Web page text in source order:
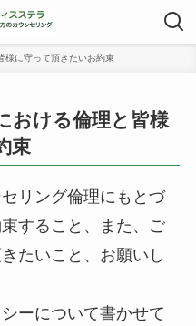
様に守って頂きたいお約束
おける倫理と皆様
束
リング倫理にもとづ
すること、また、ご
たいこと、お願いし
ーについて書かせて